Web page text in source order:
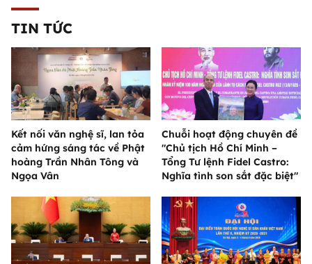
TIN TỨC
Kết nối văn nghệ sĩ, lan tỏa
cảm hứng sáng tác về Phật
hoàng Trần Nhân Tông và
Ngọa Vân
Chuỗi hoạt động chuyên đề
"Chủ tịch Hồ Chí Minh –
Tổng Tư lệnh Fidel Castro:
Nghĩa tình son sắt đặc biệt"